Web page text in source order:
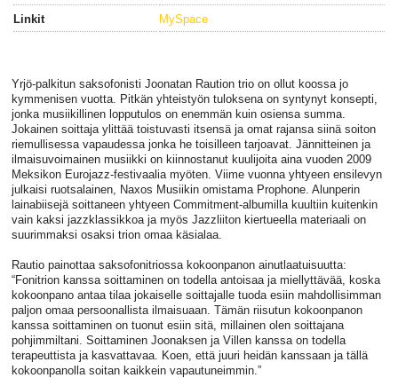
Linkit
MySpace
Yrjö-palkitun saksofonisti Joonatan Raution trio on ollut koossa jo
kymmenisen vuotta. Pitkän yhteistyön tuloksena on syntynyt konsepti,
jonka musiikillinen lopputulos on enemmän kuin osiensa summa.
Jokainen soittaja ylittää toistuvasti itsensä ja omat rajansa siinä soiton
riemullisessa vapaudessa jonka he toisilleen tarjoavat. Jännitteinen ja
ilmaisuvoimainen musiikki on kiinnostanut kuulijoita aina vuoden 2009
Meksikon Eurojazz-festivaalia myöten. Viime vuonna yhtyeen ensilevyn
julkaisi ruotsalainen, Naxos Musiikin omistama Prophone. Alunperin
lainabiisejä soittaneen yhtyeen Commitment-albumilla kuultiin kuitenkin
vain kaksi jazzklassikkoa ja myös Jazzliiton kiertueella materiaali on
suurimmaksi osaksi trion omaa käsialaa.
Rautio painottaa saksofonitriossa kokoonpanon ainutlaatuisuutta:
“Fonitrion kanssa soittaminen on todella antoisaa ja miellyttävää, koska
kokoonpano antaa tilaa jokaiselle soittajalle tuoda esiin mahdollisimman
paljon omaa persoonallista ilmaisuaan. Tämän riisutun kokoonpanon
kanssa soittaminen on tuonut esiin sitä, millainen olen soittajana
pohjimmiltani. Soittaminen Joonaksen ja Villen kanssa on todella
terapeuttista ja kasvattavaa. Koen, että juuri heidän kanssaan ja tällä
kokoonpanolla soitan kaikkein vapautuneimmin.”